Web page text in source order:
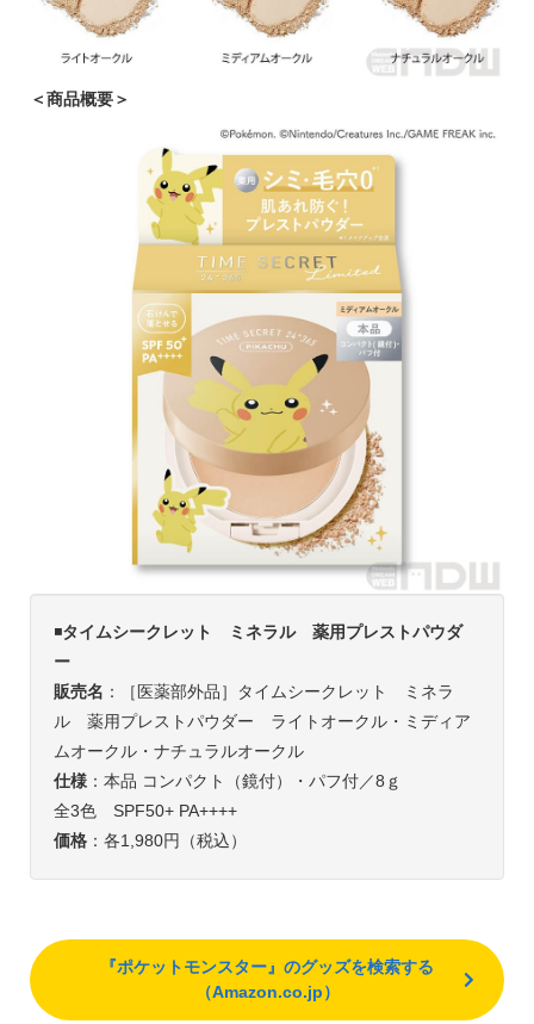
＜商品概要＞
◾️タイムシークレット ミネラル 薬用プレストパウダ
ー
販売名 ：［医薬部外品］タイムシークレット ミネラ
ル 薬用プレストパウダー ライトオークル・ミディア
ムオークル・ナチュラルオークル
仕様：本品 コンパクト（鏡付）・パフ付／8ｇ
全3色 SPF50+ PA++++
価格：各1,980円（税込）
『ポケットモンスター』のグッズを検索する
（Amazon.co.jp）